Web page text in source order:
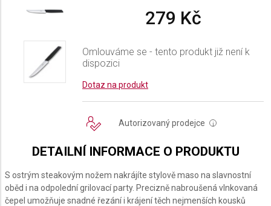
279 Kč
Omlouváme se - tento produkt již není k
dispozici
Dotaz na produkt
Autorizovaný prodejce i
DETAILNÍ INFORMACE O PRODUKTU
S ostrým steakovým nožem nakrájíte stylově maso na slavnostní
oběd i na odpolední grilovací party. Precizně nabroušená vlnkovaná
čepel umožňuje snadné řezání i krájení těch nejmenších kousků